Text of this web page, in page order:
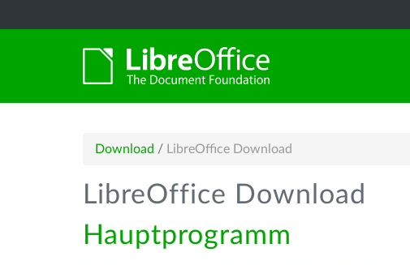
Download / LibreOffice Download
LibreOffice Download
Hauptprogramm